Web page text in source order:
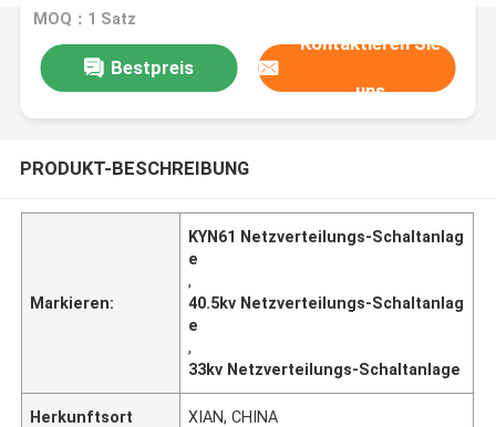
ausziehbare
MOQ：1 Satz
Bestpreis
Kontaktieren Sie
uns
PRODUKT-BESCHREIBUNG
Markieren:
KYN61 Netzverteilungs-Schaltanlag
e
,
40.5kv Netzverteilungs-Schaltanlag
e
,
33kv Netzverteilungs-Schaltanlage
Herkunftsort XIAN, CHINA